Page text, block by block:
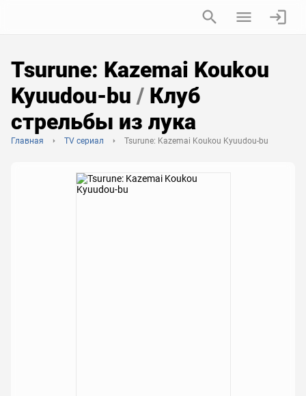
Tsurune: Kazemai Koukou
Kyuudou-bu / Клуб
стрельбы из лука
Главная TV сериал Tsurune: Kazemai Koukou Kyuudou-bu